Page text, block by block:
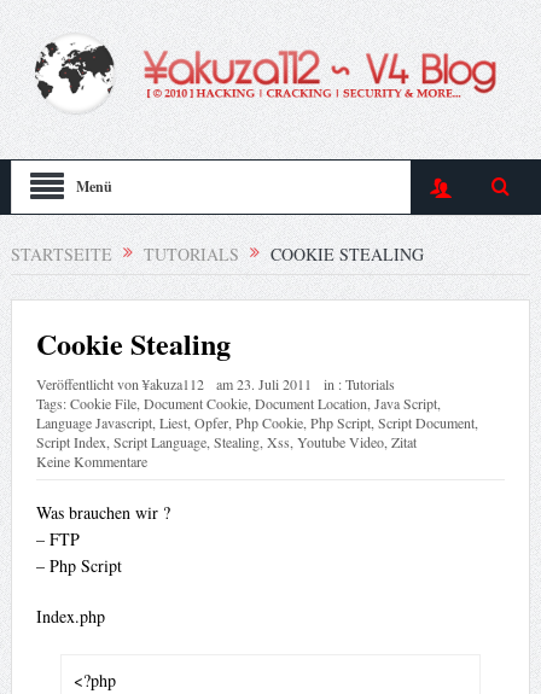
Menü
STARTSEITE TUTORIALS COOKIE STEALING
Cookie Stealing
Veröffentlicht von¥akuza112 am23. Juli 2011 in :Tutorials
Tags:Cookie File, Document Cookie, Document Location Java Script,
Language Javascript, Liest, Opfer, Php Cookie, Php Script, Script Document,
Script Index Script Language, Stealing, Xss Youtube Video, Zitat
Keine Kommentare
Was brauchen wir ?
– FTP
– Php Script
Index.php
<?php